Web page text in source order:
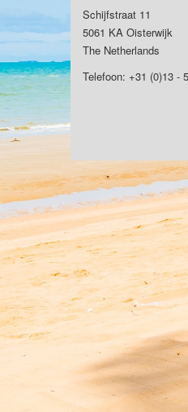
Schijfstraat 11
5061 KA Oisterwijk
The Netherlands
Telefoon: +31 (0)13 -